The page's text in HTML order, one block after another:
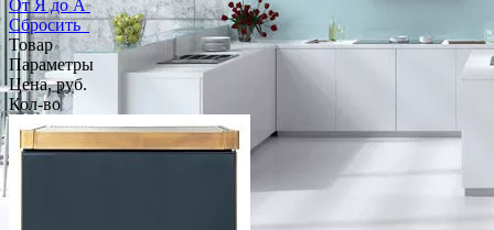
От Я до А
Сбросить
Товар
Параметры
Цена, руб.
Кол-во